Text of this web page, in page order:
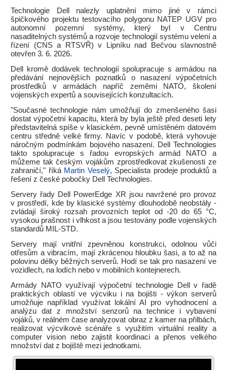
Technologie Dell nalezly uplatnění mimo jiné v rámci
špičkového projektu testovacího polygonu NATEP UGV pro
autonomní pozemní systémy, který byl v Centru
nasaditelných systémů a rozvoje technologií systému velení a
řízení (CNS a RTSVŘ) v Lipníku nad Bečvou slavnostně
otevřen 3. 6. 2026.
Dell kromě dodávek technologií spolupracuje s armádou na
předávání nejnovějších poznatků o nasazení výpočetních
prostředků v armádách napříč zeměmi NATO, školení
vojenských expertů a souvisejících konzultacích.
"Současné technologie nám umožňují do zmenšeného šasi
dostat výpočetní kapacitu, která by byla ještě před deseti lety
představitelná spíše v klasickém, pevně umístěném datovém
centru středně velké firmy. Navíc v podobě, která vyhovuje
náročným podmínkám bojového nasazení. Dell Technologies
takto spolupracuje s řadou evropských armád NATO a
můžeme tak českým vojákům zprostředkovat zkušenosti ze
zahraničí," říká Martin Veselý, Specialista prodeje produktů a
řešení z české pobočky Dell Technologies.
Servery řady Dell PowerEdge XR jsou navržené pro provoz
v prostředí, kde by klasické systémy dlouhodobě neobstály -
zvládají široký rozsah provozních teplot od -20 do 65 °C,
vysokou prašnost i vlhkost a jsou testovány podle vojenských
standardů MIL-STD.
Servery mají vnitřní zpevněnou konstrukci, odolnou vůči
otřesům a vibracím, mají zkrácenou hloubku šasi, a to až na
polovinu délky běžných serverů. Hodí se tak pro nasazení ve
vozidlech, na lodích nebo v mobilních kontejnerech.
Armády NATO využívají výpočetní technologie Dell v řadě
praktických oblastí ve výcviku i na bojišti - výkon serverů
umožňuje například využívat lokální AI pro vyhodnocení a
analýzu dat z množství senzorů na technice i vybavení
vojáků, v reálném čase analyzovat obraz z kamer na přilbách,
realizovat výcvikové scénáře s využitím virtuální reality a
computer vision nebo zajistit koordinaci a přenos velkého
množství dat z bojiště mezi jednotkami.